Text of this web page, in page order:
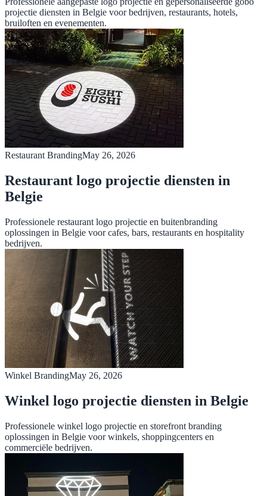
projectie diensten in Belgie voor bedrijven, restaurants, hotels,
bruiloften en evenementen.
Restaurant BrandingMay 26, 2026
Restaurant logo projectie diensten in
Belgie
Professionele restaurant logo projectie en buitenbranding
oplossingen in Belgie voor cafes, bars, restaurants en hospitality
bedrijven.
Winkel BrandingMay 26, 2026
Winkel logo projectie diensten in Belgie
Professionele winkel logo projectie en storefront branding
oplossingen in Belgie voor winkels, shoppingcenters en
commerciële bedrijven.